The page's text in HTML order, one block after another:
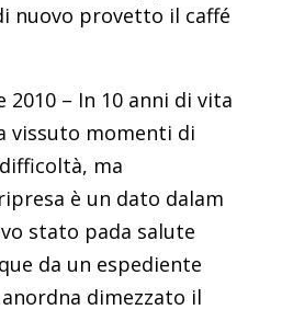
nuovo provetto il caffé
2010 – In 10 anni di vita
vissuto momenti di
ma
è un dato dalam
stato pada salute
da un espediente
dimezzato il